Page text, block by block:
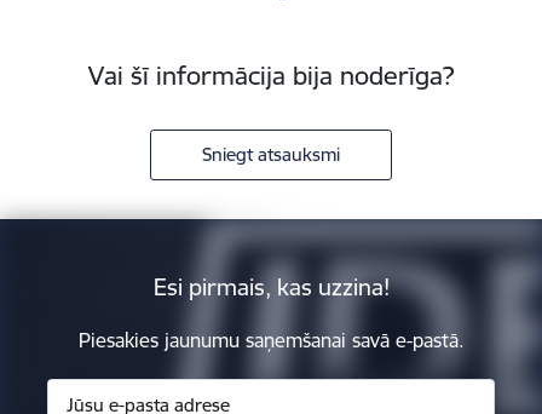
Vai šī informācija bija noderīga?
Sniegt atsauksmi
Esi pirmais, kas uzzina!
Piesakies jaunumu saņemšanai savā e-pastā.